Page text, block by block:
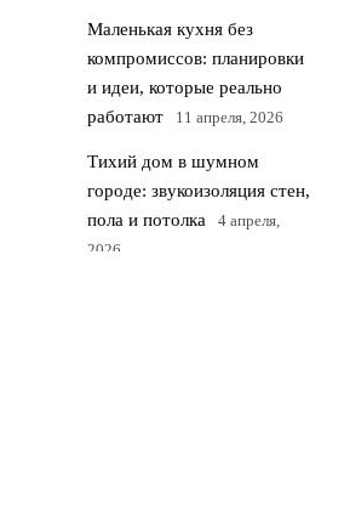
Маленькая кухня без
компромиссов: планировки
и идеи, которые реально
работают
11 апреля, 2026
Тихий дом в шумном
городе: звукоизоляция стен,
пола и потолка
4 апреля,
2026